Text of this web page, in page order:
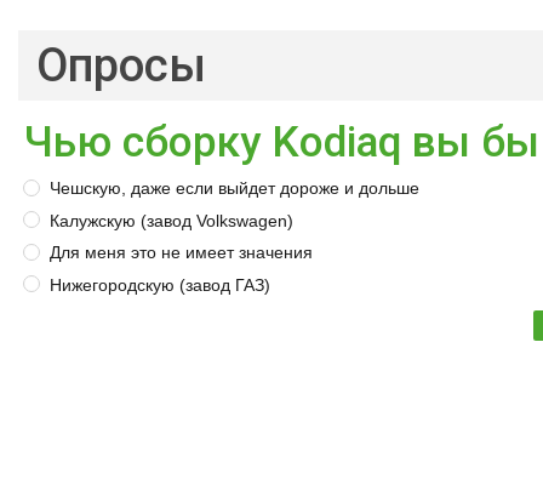
Опросы
Чью сборку Kodiaq вы
Чешскую, даже если выйдет дороже и дольше
Калужскую (завод Volkswagen)
Для меня это не имеет значения
Нижегородскую (завод ГАЗ)